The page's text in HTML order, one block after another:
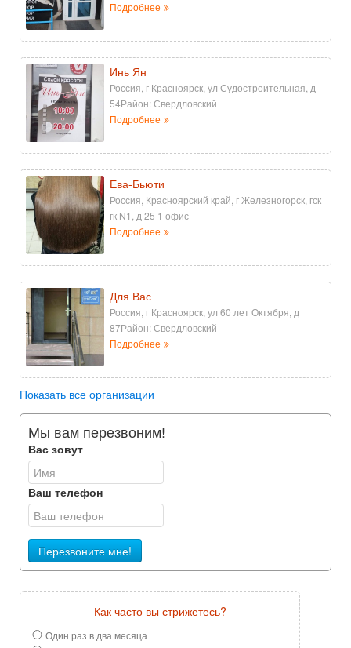
Подробнее
Инь Ян
Россия, г Красноярск, ул Судостроительная, д
54Район: Свердловский
Подробнее
Ева-Бьюти
Россия, Красноярский край, г Железногорск, гск
гк N1, д 25 1 офис
Подробнее
Для Вас
Россия, г Красноярск, ул 60 лет Октября, д
87Район: Свердловский
Подробнее
Показать все организации
Мы вам перезвоним!
Вас зовут
Ваш телефон
Перезвоните мне!
Как часто вы стрижетесь?
Один раз в два месяца